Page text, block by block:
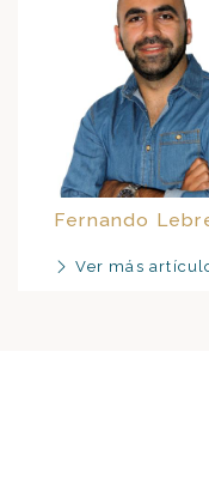
Fernando
Ver más